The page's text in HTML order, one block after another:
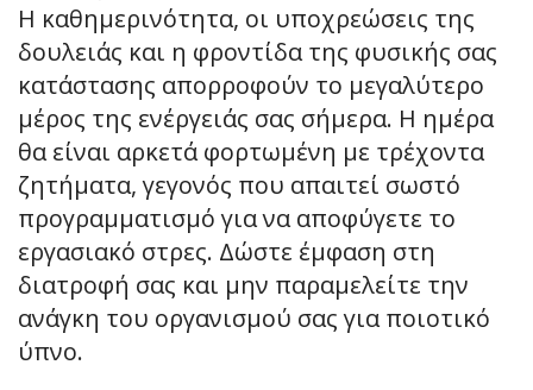
Η καθημερινότητα, οι υποχρεώσεις της
δουλειάς και η φροντίδα της φυσικής σας
κατάστασης απορροφούν το μεγαλύτερο
μέρος της ενέργειάς σας σήμερα. Η ημέρα
θα είναι αρκετά φορτωμένη με τρέχοντα
ζητήματα, γεγονός που απαιτεί σωστό
προγραμματισμό για να αποφύγετε το
εργασιακό στρες. Δώστε έμφαση στη
διατροφή σας και μην παραμελείτε την
ανάγκη του οργανισμού σας για ποιοτικό
ύπνο.